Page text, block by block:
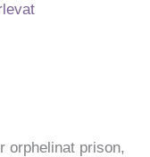
orphelinat prison,